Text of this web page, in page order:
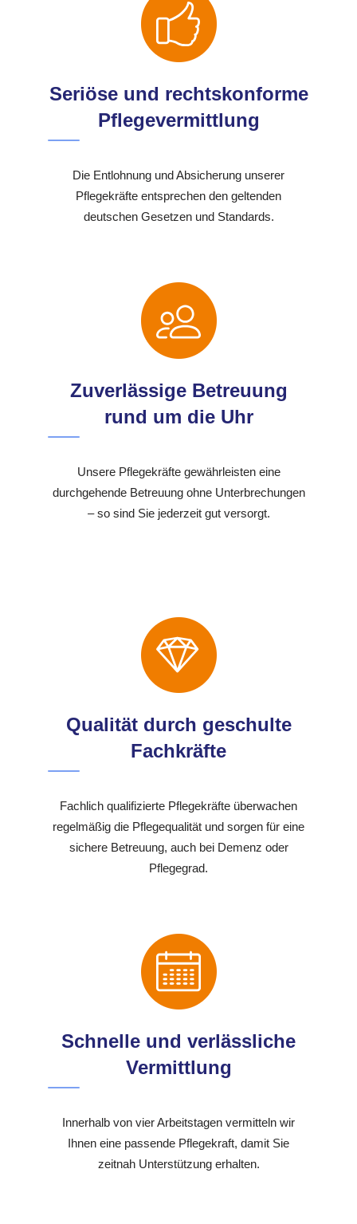
Seriöse und rechtskonforme
Pflegevermittlung
Die Entlohnung und Absicherung unserer
Pflegekräfte entsprechen den geltenden
deutschen Gesetzen und Standards.
Zuverlässige Betreuung
rund um die Uhr
Unsere Pflegekräfte gewährleisten eine
durchgehende Betreuung ohne Unterbrechungen
– so sind Sie jederzeit gut versorgt.
Qualität durch geschulte
Fachkräfte
Fachlich qualifizierte Pflegekräfte überwachen
regelmäßig die Pflegequalität und sorgen für eine
sichere Betreuung, auch bei Demenz oder
Pflegegrad.
Schnelle und verlässliche
Vermittlung
Innerhalb von vier Arbeitstagen vermitteln wir
Ihnen eine passende Pflegekraft, damit Sie
zeitnah Unterstützung erhalten.